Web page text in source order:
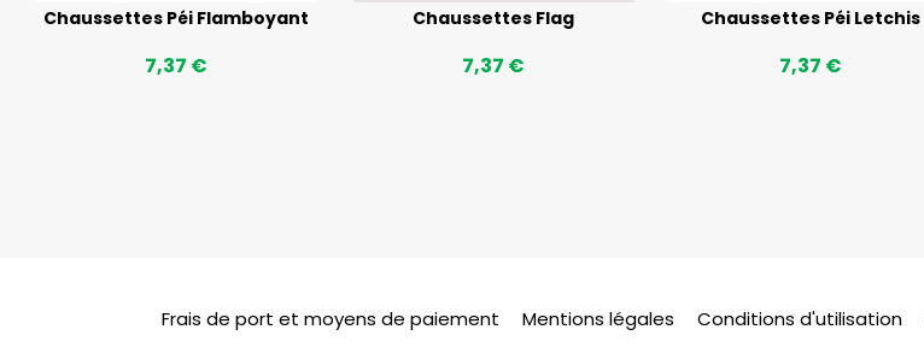
Chaussettes Péi Flamboyant
7,37 €
Chaussettes Flag
7,37 €
Chaussettes Péi Letchis
7,37 €
Frais de port et moyens de paiement Mentions légales Conditions d'utilisation